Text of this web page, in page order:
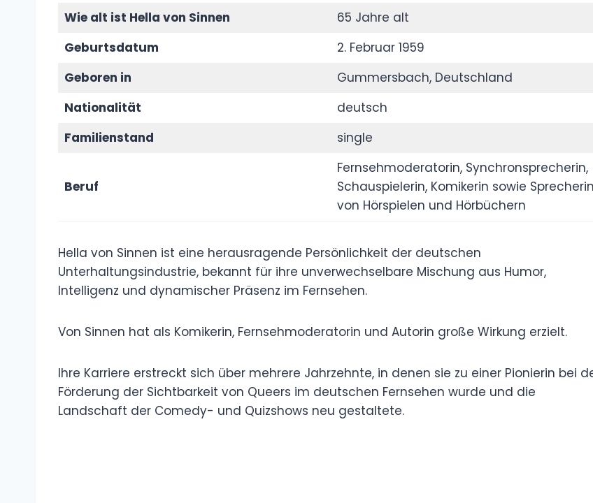
Wie alt ist Hella von Sinnen
65 Jahre alt
Geburtsdatum
2. Februar 1959
Geboren in
Gummersbach, Deutschland
Nationalität
deutsch
Familienstand
single
Beruf
Fernsehmoderatorin, Synchronsprecherin,
Schauspielerin, Komikerin sowie Sprecherin
von Hörspielen und Hörbüchern
Hella von Sinnen ist eine herausragende Persönlichkeit der deutschen
Unterhaltungsindustrie, bekannt für ihre unverwechselbare Mischung aus Humor,
Intelligenz und dynamischer Präsenz im Fernsehen.
Von Sinnen hat als Komikerin, Fernsehmoderatorin und Autorin große Wirkung erzielt.
Ihre Karriere erstreckt sich über mehrere Jahrzehnte, in denen sie zu einer Pionierin bei
Förderung der Sichtbarkeit von Queers im deutschen Fernsehen wurde und die
Landschaft der Comedy- und Quizshows neu gestaltete.